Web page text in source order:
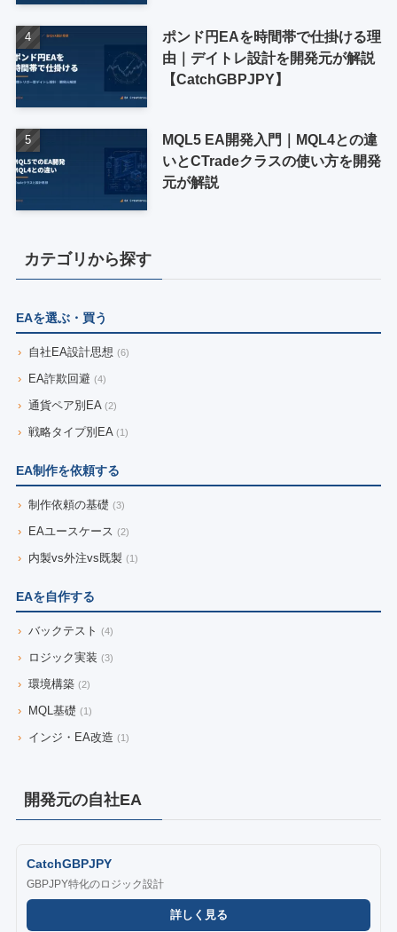
ポンド円EAを時間帯で仕掛ける理
由｜デイトレ設計を開発元が解説
【CatchGBPJPY】
MQL5 EA開発入門｜MQL4との違
いとCTradeクラスの使い方を開発
元が解説
カテゴリから探す
EAを選ぶ・買う
› 自社EA設計思想 (6)
› EA詐欺回避 (4)
› 通貨ペア別EA (2)
› 戦略タイプ別EA (1)
EA制作を依頼する
› 制作依頼の基礎 (3)
› EAユースケース (2)
› 内製vs外注vs既製 (1)
EAを自作する
› バックテスト (4)
› ロジック実装 (3)
› 環境構築 (2)
› MQL基礎 (1)
› インジ・EA改造 (1)
開発元の自社EA
CatchGBPJPY
GBPJPY特化のロジック設計
詳しく見る